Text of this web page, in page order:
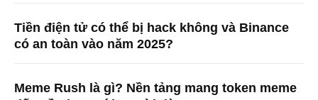
Tiền điện tử có thể bị hack không và Binance
có an toàn vào năm 2025?
Meme Rush là gì? Nền tảng mang token meme